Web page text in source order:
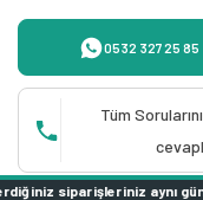
0532 327 25 85
Tüm
aynı gün kargoda